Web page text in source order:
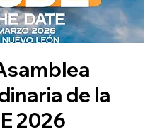
de la
2026